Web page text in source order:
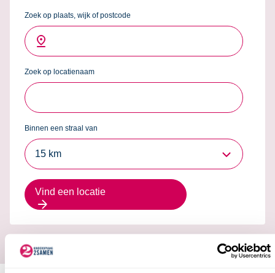
Zoek op plaats, wijk of postcode
Zoek op locatienaam
Binnen een straal van
15 km
Vind een locatie